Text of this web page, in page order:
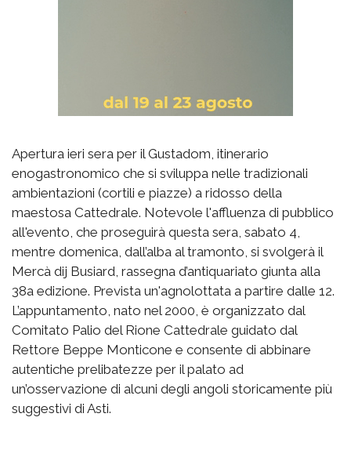
Apertura ieri sera per il Gustadom, itinerario
enogastronomico che si sviluppa nelle tradizionali
ambientazioni (cortili e piazze) a ridosso della
maestosa Cattedrale. Notevole l'affluenza di pubblico
all'evento, che proseguirà questa sera, sabato 4,
mentre domenica, dall’alba al tramonto, si svolgerà il
Mercà dij Busiard, rassegna d’antiquariato giunta alla
38a edizione. Prevista un'agnolottata a partire dalle 12.
L’appuntamento, nato nel 2000, è organizzato dal
Comitato Palio del Rione Cattedrale guidato dal
Rettore Beppe Monticone e consente di abbinare
autentiche prelibatezze per il palato ad
un’osservazione di alcuni degli angoli storicamente più
suggestivi di Asti.